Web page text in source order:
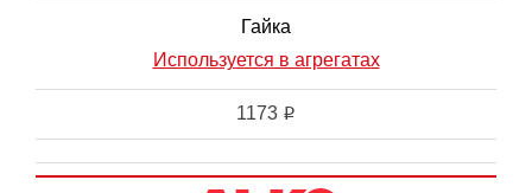
Гайка
Используется в агрегатах
1173 i